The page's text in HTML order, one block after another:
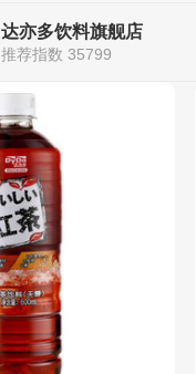
达亦多饮料旗舰店
推荐指数 35799